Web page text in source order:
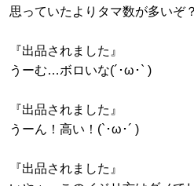
思っていたよりタマ数が多いぞ？
『出品されました』
うーむ…ボロいな(´･ω･` )
『出品されました』
うーん！高い！(`･ω･´ )
『出品されました』